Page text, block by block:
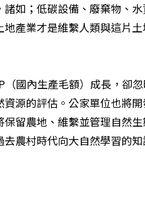
如；低碳設備、廢棄物、
產業才是維繫人類與這片
國內生產毛額）成長，卻
源的評估。公家單位也將
留農地、維繫並管理自然生
農村時代向大自然學習的